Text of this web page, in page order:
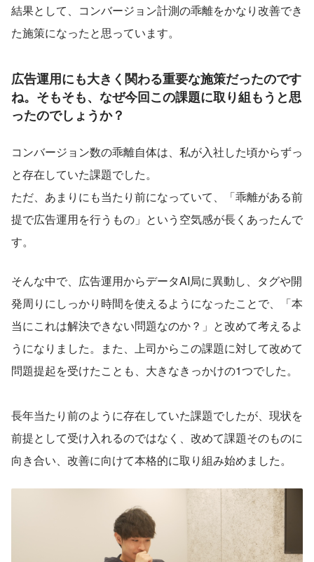
結果として、コンバージョン計測の乖離をかなり改善でき
た施策になったと思っています。
広告運用にも大きく関わる重要な施策だったのです
ね。そもそも、なぜ今回この課題に取り組もうと思
ったのでしょうか？
コンバージョン数の乖離自体は、私が入社した頃からずっ
と存在していた課題でした。
ただ、あまりにも当たり前になっていて、「乖離がある前
提で広告運用を行うもの」という空気感が長くあったんで
す。
そんな中で、広告運用からデータAI局に異動し、タグや開
発周りにしっかり時間を使えるようになったことで、「本
当にこれは解決できない問題なのか？」と改めて考えるよ
うになりました。また、上司からこの課題に対して改めて
問題提起を受けたことも、大きなきっかけの1つでした。
長年当たり前のように存在していた課題でしたが、現状を
前提として受け入れるのではなく、改めて課題そのものに
向き合い、改善に向けて本格的に取り組み始めました。